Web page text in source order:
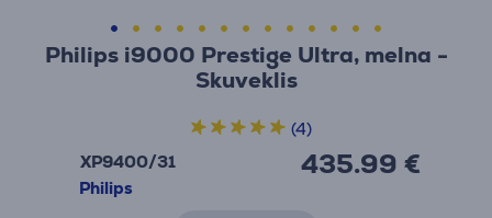
Philips i9000 Prestige Ultra, melna -
Skuveklis
XP9400/31
Philips
435.99 €
(4)